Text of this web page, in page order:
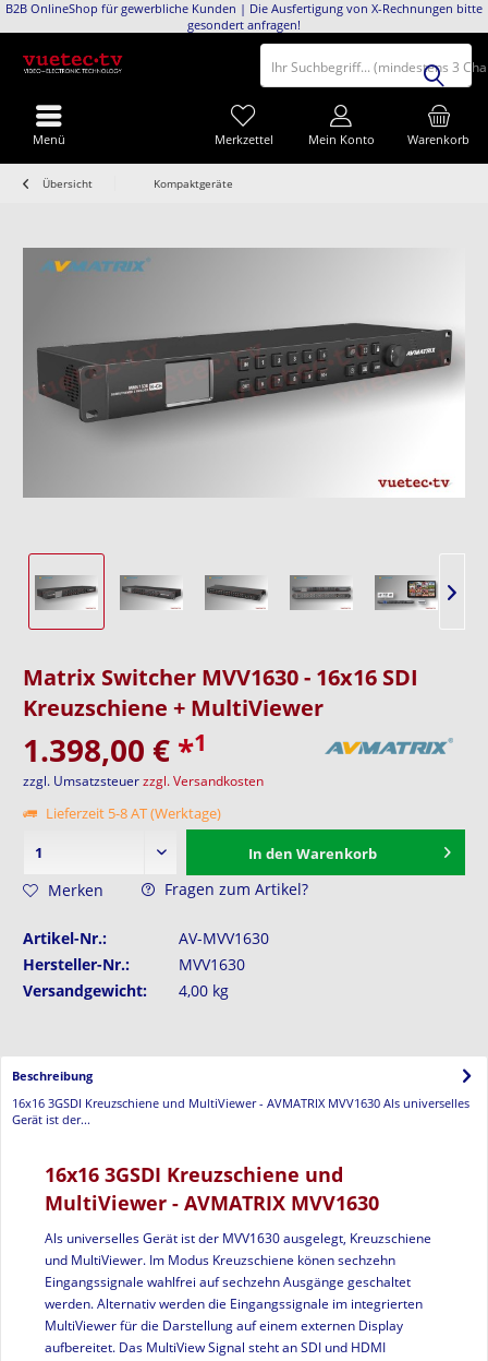
B2B OnlineShop für gewerbliche Kunden | Die Ausfertigung von X-Rechnungen bitte
gesondert anfragen!
Ihr Suchbegriff... (mindestens 3
Warenkorb
Merkzettel Mein Konto
Menü
Übersicht Kompaktgeräte
Matrix Switcher MVV1630 - 16x16 SDI
Kreuzschiene + MultiViewer
1.398,00 € *1
zzgl. Umsatzsteuerzzgl. Versandkosten
Lieferzeit 5-8 AT (Werktage)
In den Warenkorb
Merken Fragen zum Artikel?
Artikel-Nr.:
AV-MVV1630
Hersteller-Nr.:
MVV1630
Versandgewicht:
4,00 kg
Beschreibung
16x16 3GSDI Kreuzschiene und MultiViewer - AVMATRIX MVV1630 Als universelles
Gerät ist der...
16x16 3GSDI Kreuzschiene und
MultiViewer - AVMATRIX MVV1630
Als universelles Gerät ist der MVV1630 ausgelegt, Kreuzschiene
und MultiViewer. Im Modus Kreuzschiene könen sechzehn
Eingangssignale wahlfrei auf sechzehn Ausgänge geschaltet
werden. Alternativ werden die Eingangssignale im integrierten
MultiViewer für die Darstellung auf einem externen Display
aufbereitet. Das MultiView Signal steht an SDI und HDMI